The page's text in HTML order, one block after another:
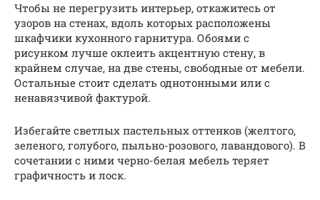
Чтобы не перегрузить интерьер, откажитесь от
узоров на стенах, вдоль которых расположены
шкафчики кухонного гарнитура. Обоями с
рисунком лучше оклеить акцентную стену, в
крайнем случае, на две стены, свободные от мебели.
Остальные стоит сделать однотонными или с
ненавязчивой фактурой.
Избегайте светлых пастельных оттенков (желтого,
зеленого, голубого, пыльно-розового, лавандового). В
сочетании с ними черно-белая мебель теряет
графичность и лоск.